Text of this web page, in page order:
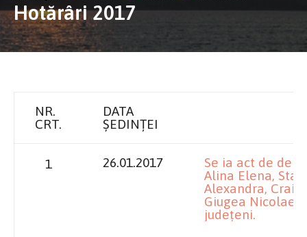
Hotărâri 2017
NR.
CRT.
DATA
ȘEDINȚEI
1 26.01.2017
Se ia act de
Alina Elena,
Alexandra,
Giugea Nicolae
judeţeni.